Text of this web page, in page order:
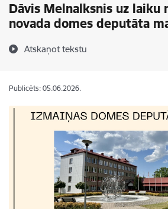
Dāvis Melnalksnis uz laiku
novada domes deputāta
Atskaņot tekstu
Publicēts: 05.06.2026.